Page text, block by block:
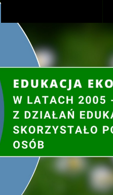
Dokładnie takie same
września w kilkunastu innych
tysięcy sadzonek rodzimych
zostało objęte Honorowym
organizowanych pod hasłem
Segregacja odpadów jako wyraz
Celem ogólnopolskiej akcji jest
takimi jak segregacja
tworzywa sztuczne i metale,